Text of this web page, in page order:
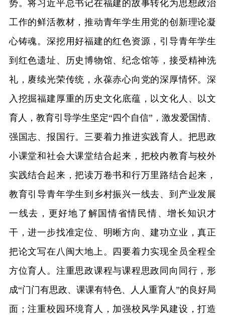
势。将习近平总书记在福建的故事转化为思想政治
工作的鲜活教材，推动青年学生用党的创新理论凝
心铸魂。深挖用好福建的红色资源，引导青年学生
到红色遗址、历史博物馆、纪念馆等，接受精神洗
礼，赓续光荣传统，永葆赤心向党的深厚情怀。深
入挖掘福建厚重的历史文化底蕴，以文化人、以文
育人，教育引导学生坚定“四个自信”，激发爱国情、
强国志、报国行。三要着力推进实践育人。把思政
小课堂和社会大课堂结合起来，把校内教育与校外
实践结合起来，把读万卷书和行万里路结合起来，
教育引导青年学生到乡村振兴一线去、到产业发展
一线去，更好地了解国情省情民情、增长知识才
干，进一步找准定位、明晰方向、建功立业，真正
把论文写在八闽大地上。四要着力实现全员全程全
方位育人。注重思政课程与课程思政同向同行，形
成“门门有思政、课课有特色、人人重育人”的良好局
面；注重校园环境育人，加强校风学风建设，打造